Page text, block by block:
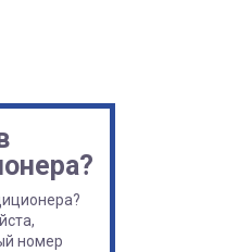
номер